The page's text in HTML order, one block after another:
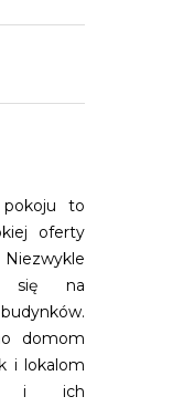
to
oferty
się na
domom
i lokalom
i ich